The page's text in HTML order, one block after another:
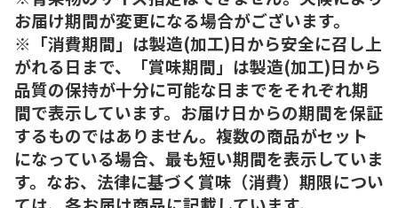
お届け期間が変更になる場合がございます。
※「消費期間」は製造(加工)日から安全に召し上
がれる日まで、「賞味期間」は製造(加工)日から
品質の保持が十分に可能な日までをそれぞれ期
間で表示しています。お届け日からの期間を保証
するものではありません。複数の商品がセット
になっている場合、最も短い期間を表示していま
す。なお、法律に基づく賞味（消費）期限につい